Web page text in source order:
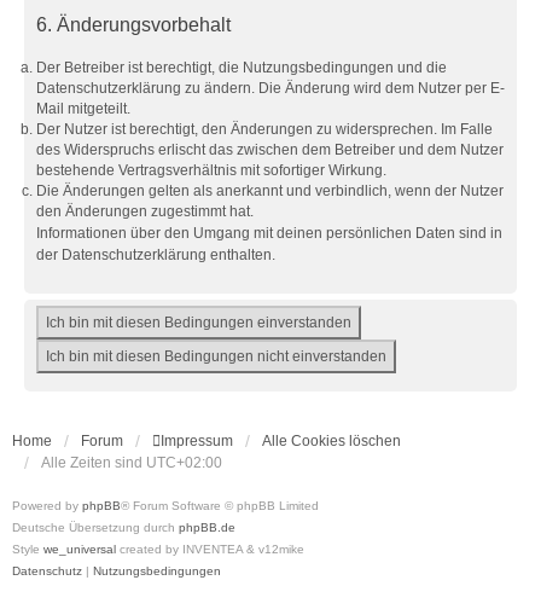
6. Änderungsvorbehalt
Der Betreiber ist berechtigt, die Nutzungsbedingungen und die
Datenschutzerklärung zu ändern. Die Änderung wird dem Nutzer per E-
Mail mitgeteilt.
Der Nutzer ist berechtigt, den Änderungen zu widersprechen. Im Falle
des Widerspruchs erlischt das zwischen dem Betreiber und dem Nutzer
bestehende Vertragsverhältnis mit sofortiger Wirkung.
Die Änderungen gelten als anerkannt und verbindlich, wenn der Nutzer
den Änderungen zugestimmt hat.
Informationen über den Umgang mit deinen persönlichen Daten sind in
der Datenschutzerklärung enthalten.
Home Forum Impressum
Alle Cookies löschen
Alle Zeiten sind UTC+02:00
Powered by phpBB® Forum Software © phpBB Limited
Deutsche Übersetzung durch phpBB.de
Style we_universal created by INVENTEA & v12mike
Datenschutz | Nutzungsbedingungen